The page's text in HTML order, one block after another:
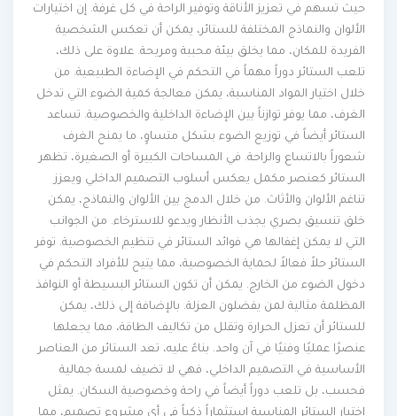
حيث تسهم في تعزيز الأناقة وتوفير الراحة في كل غرفة. إن اختيارات
الألوان والنماذج المختلفة للستائر، يمكن أن تعكس الشخصية
الفريدة للمكان، مما يخلق بيئة محببة ومريحة. علاوة على ذلك،
تلعب الستائر دوراً مهماً في التحكم في الإضاءة الطبيعية. من
خلال اختيار المواد المناسبة، يمكن معالجة كمية الضوء التي تدخل
الغرف، مما يوفر توازناً بين الإضاءة الداخلية والخصوصية. تساعد
الستائر أيضاً في توزيع الضوء بشكل متساوٍ، ما يمنح الغرف
شعوراً بالاتساع والراحة. في المساحات الكبيرة أو الصغيرة، تظهر
الستائر كعنصر مكمل يعكس أسلوب التصميم الداخلي ويعزز
تناغم الألوان والأثاث. من خلال الدمج بين الألوان والنماذج، يمكن
خلق تنسيق بصري يجذب الأنظار ويدعو للاسترخاء. من الجوانب
التي لا يمكن إغفالها هي فوائد الستائر في تنظيم الخصوصية. توفر
الستائر حلاً فعالاً لحماية الخصوصية، مما يتيح للأفراد التحكم في
دخول الضوء من الخارج. يمكن أن تكون الستائر البسيطة أو النوافذ
المظلمة مثالية لمن يفضلون العزلة. بالإضافة إلى ذلك، يمكن
للستائر أن تعزل الحرارة وتقلل من تكاليف الطاقة، مما يجعلها
عنصرًا عمليًا وفنيًا في آن واحد. بناءً عليه، تعد الستائر من العناصر
الأساسية في التصميم الداخلي، فهي لا تضيف لمسة جمالية
فحسب، بل تلعب دوراً أيضاً في راحة وخصوصية السكان. يمثل
اختيار الستائر المناسبة استثماراً ذكياً في أي مشروع تصميم، مما